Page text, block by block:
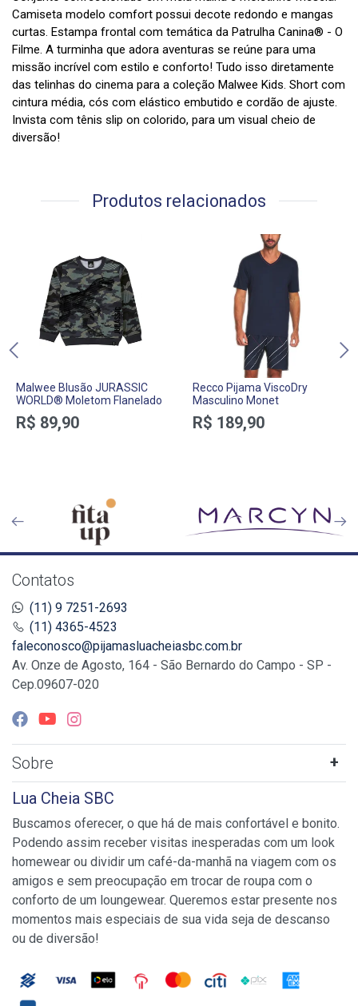
Camiseta modelo comfort possui decote redondo e mangas
curtas. Estampa frontal com temática da Patrulha Canina® - O
Filme. A turminha que adora aventuras se reúne para uma
missão incrível com estilo e conforto! Tudo isso diretamente
das telinhas do cinema para a coleção Malwee Kids. Short com
cintura média, cós com elástico embutido e cordão de ajuste.
Invista com tênis slip on colorido, para um visual cheio de
diversão!
Produtos relacionados
Malwee Blusão JURASSIC
WORLD® Moletom Flanelado
R$ 89,90
Recco Pijama ViscoDry
Masculino Monet
R$ 189,90
Contatos
(11) 9 7251-2693
(11) 4365-4523
faleconosco@pijamasluacheiasbc.com.br
Av. Onze de Agosto, 164 - São Bernardo do Campo - SP -
Cep.09607-020
Sobre
Lua Cheia SBC
Buscamos oferecer, o que há de mais confortável e bonito.
Podendo assim receber visitas inesperadas com um look
homewear ou dividir um café-da-manhã na viagem com os
amigos e sem preocupação em trocar de roupa com o
conforto de um loungewear. Queremos estar presente nos
momentos mais especiais de sua vida seja de descanso
ou de diversão!